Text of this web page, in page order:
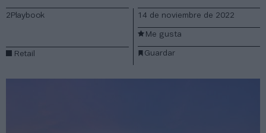
2Playbook
Retail
14 de noviembre de 2022
Guardar
Me gusta